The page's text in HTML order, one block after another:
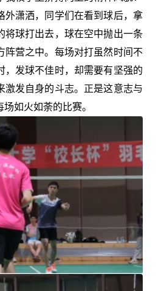
外潇洒，同学们在看到球后，拿
将球打出去，球在空中抛出一条
阵营之中。每场对打虽然时间不
，发球不佳时，却需要有坚强的
激发自身的斗志。正是这意志与
如火如荼的比赛。